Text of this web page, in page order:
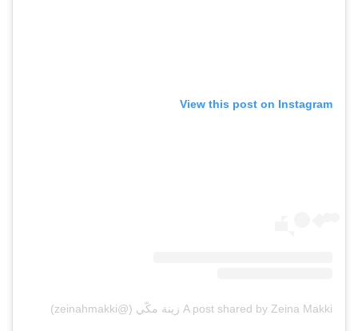
View this post on Instagram
A post shared by Zeina Makki زينة مكّي (@zeinahmakki)